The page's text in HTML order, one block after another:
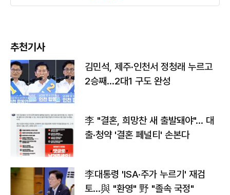
추천기사
김민석, 제주·인천서 정청래 누르고
2승째…2대1 구도 완성
李 "결혼, 희망찬 새 출발돼야"… 대
출·청약 '결혼 페널티' 손본다
李대통령 'ISA·주가 누르기' 재검
토…與 "환영" 野 "졸속 국정"